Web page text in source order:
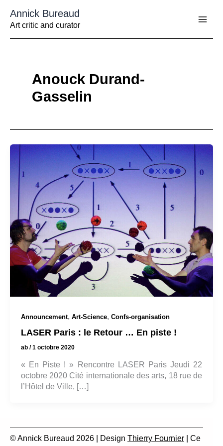
contenu
Annick Bureaud
Art critic and curator
Anouck Durand-
Gasselin
Announcement, Art-Science, Confs-organisation
LASER Paris : le Retour … En piste !
ab /1 octobre 2020
« En Piste ! » Rencontre LASER Paris Jeudi 22
octobre 2020 Cité internationale des arts, 18 rue de
l’Hôtel de Ville, […]
© Annick Bureaud 2026 | Design Thierry Fournier | Ce